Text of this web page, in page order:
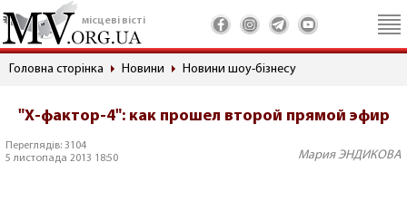
місцеві вісті
Головна сторінка Новини Новини шоу-бізнесу
"Х-фактор-4": как прошел второй прямой эфир
Переглядів: 3104
5 листопада 2013 18:50
Мария ЭНДИКОВА